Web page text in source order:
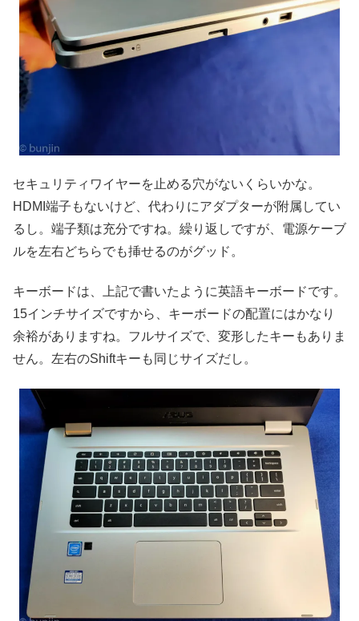
セキュリティワイヤーを止める穴がないくらいかな。
HDMI端子もないけど、代わりにアダプターが附属してい
るし。端子類は充分ですね。繰り返しですが、電源ケーブ
ルを左右どちらでも挿せるのがグッド。
キーボードは、上記で書いたように英語キーボードです。
15インチサイズですから、キーボードの配置にはかなり
余裕がありますね。フルサイズで、変形したキーもありま
せん。左右のShiftキーも同じサイズだし。